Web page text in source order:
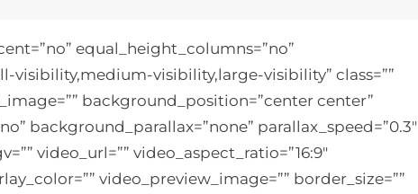
equal_height_columns=”no”
visibility,medium-visibility,large-visibility” class=””
background_position=”center center”
background_parallax=”none” parallax_speed=”0.3″
video_url=”” video_aspect_ratio=”16:9″
video_preview_image=”” border_size=””